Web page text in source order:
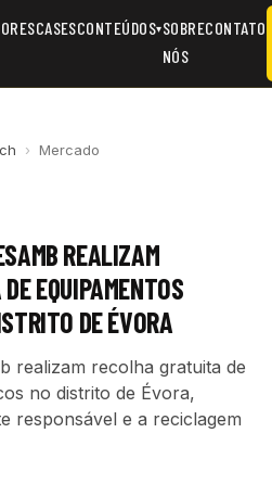
CASESCONTEÚDOS▾SOBRE
NÓS
CONTATO
› Mercado
REALIZAM
EQUIPAMENTOS
DE ÉVORA
realizam recolha gratuita de
no distrito de Évora,
responsável e a reciclagem